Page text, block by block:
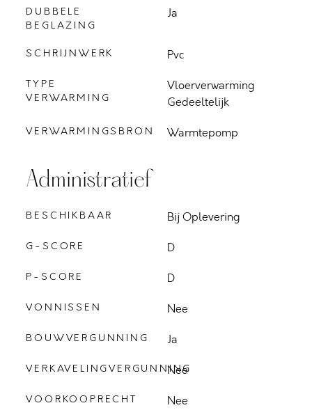
DUBBELE
BEGLAZING
Ja
SCHRIJNWERK Pvc
TYPE
VERWARMING
Vloerverwarming
Gedeeltelijk
VERWARMINGSBRON Warmtepomp
Administratief
BESCHIKBAAR Bij Oplevering
G-SCORE D
P-SCORE D
VONNISSEN Nee
BOUWVERGUNNING Ja
VERKAVELINGVERGUNNING
Nee
VOORKOOPRECHT Nee